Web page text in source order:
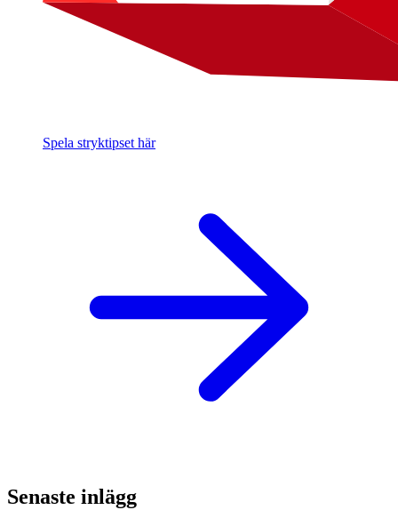
Spela stryktipset här
Senaste inlägg